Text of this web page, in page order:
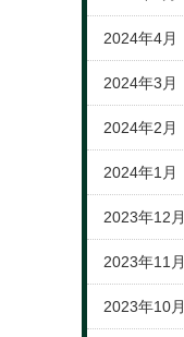
2024年4月
2024年3月
2024年2月
2024年1月
2023年12月
2023年11月
2023年10月